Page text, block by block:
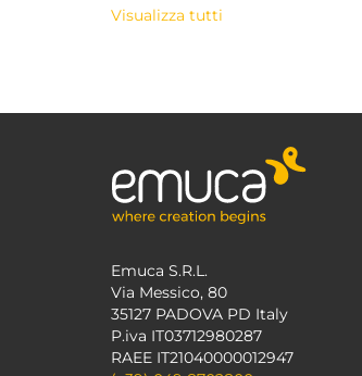
Visualizza tutti
Emuca S.R.L.
Via Messico, 80
35127 PADOVA PD Italy
P.iva IT03712980287
RAEE IT21040000012947